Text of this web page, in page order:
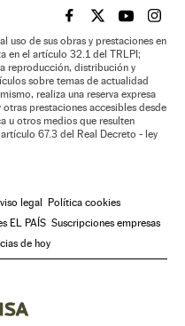
EL PAÍS BRASIL EN
EL PAÍSEL PAÍS
EL
uso de sus obras y prestaciones en
en el artículo 32.1 del TRLPI;
reproducción, distribución y
sobre temas de actualidad
realiza una reserva expresa
prestaciones accesibles desde
u otros medios que resulten
67.3 del Real Decreto - ley
legal Política cookies
EL PAÍS Suscripciones empresas
de hoy